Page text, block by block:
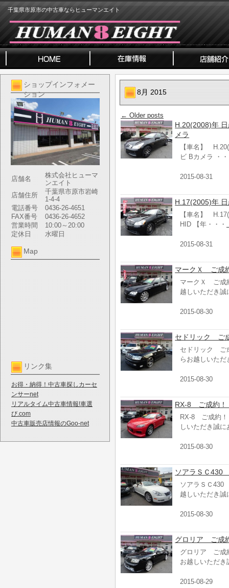
千葉県市原市の中古車ならヒューマンエイト
ショップインフォメー
ション
店舗名
株式会社ヒューマ
ンエイト
店舗住所
千葉県市原市岩崎
1-4-4
電話番号
0436-26-4651
FAX番号
0436-26-4652
営業時間
10:00～20:00
定休日
水曜日
Map
リンク集
お得・納得！中古車探しカーセ
ンサーnet
リアルタイム中古車情報!車選
び.com
中古車販売店情報のGoo-net
8月 2015
← Older posts
H.20(2008)年
メラ
【車名】
ビ Bカメラ ・
2015-08-31
H.17(2005)年
【車名】
HID 【年・・・
2015-08-31
マークＸ ご成
マークＸ ご成
越しいただき
2015-08-30
セドリック ご
セドリック ご
らお越しいた
2015-08-30
RX-8 ご成約！
RX-8 ご成約！
しいただき誠
2015-08-30
ソアラＳＣ430
ソアラＳＣ430
越しいただき
2015-08-30
グロリア ご成
グロリア ご成
お越しいただ
2015-08-29